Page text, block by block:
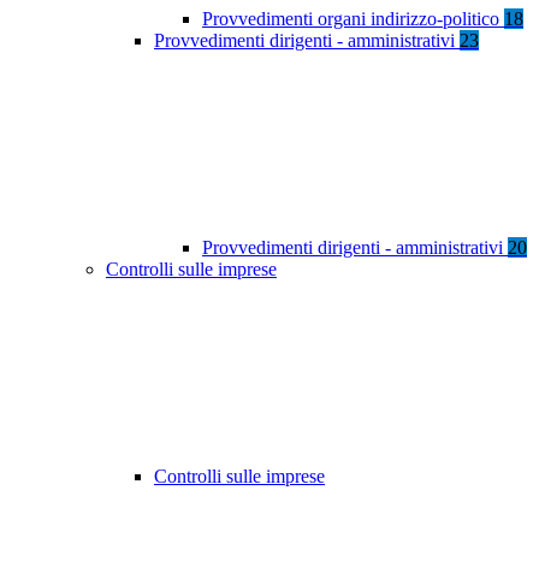
Provvedimenti organi indirizzo-politico 18
Provvedimenti dirigenti - amministrativi 23
Provvedimenti dirigenti - amministrativi 20
Controlli sulle imprese
Controlli sulle imprese